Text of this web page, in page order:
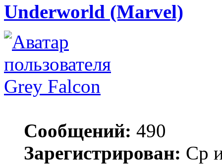
Underworld (Marvel)
Grey Falcon
Сообщений: 490
Зарегистрирован: Ср